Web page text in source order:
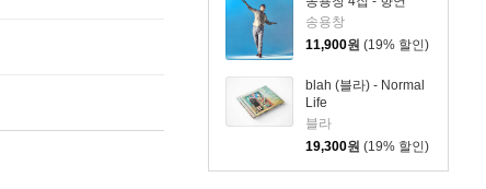
송용창
11,900원 (19% 할인)
blah (블라) - Normal
Life
블라
19,300원 (19% 할인)